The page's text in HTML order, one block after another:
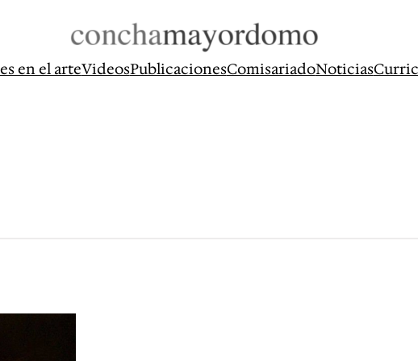
en el arteVideosPublicacionesComisariadoNoticias